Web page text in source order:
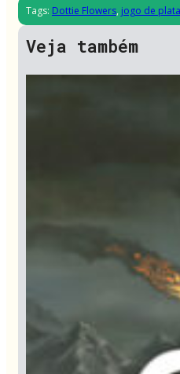
Tags: Dottie Flowers, jogo de
Veja também